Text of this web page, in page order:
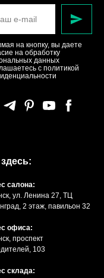
на кнопку, вы даете
на обработку
данных
c политикой
салона:
ул. Ленина 27, ТЦ
2 этаж, павильон 32
офиса:
проспект
103
склада: